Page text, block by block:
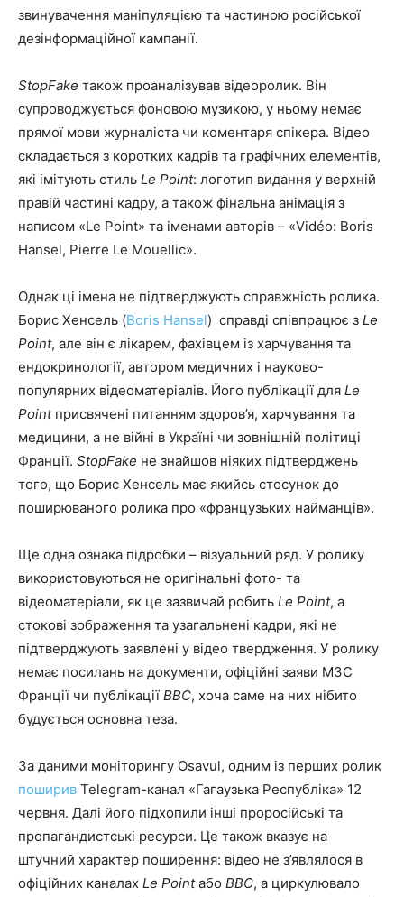
звинувачення маніпуляцією та частиною російської
дезінформаційної кампанії.
StopFake також проаналізував відеоролик. Він
супроводжується фоновою музикою, у ньому немає
прямої мови журналіста чи коментаря спікера. Відео
складається з коротких кадрів та графічних елементів,
які імітують стиль Le Point: логотип видання у верхній
правій частині кадру, а також фінальна анімація з
написом «Le Point» та іменами авторів – «Vidéo: Boris
Hansel, Pierre Le Mouellic».
Однак ці імена не підтверджують справжність ролика.
Борис Хенсель (Boris Hansel) справді співпрацює з Le
Point, але він є лікарем, фахівцем із харчування та
ендокринології, автором медичних і науково-
популярних відеоматеріалів. Його публікації для Le
Pointприсвячені питанням здоров’я, харчування та
медицини, а не війні в Україні чи зовнішній політиці
Франції. StopFake не знайшов ніяких підтверджень
того, що Борис Хенсель має якийсь стосунок до
поширюваного ролика про «французьких найманців».
Ще одна ознака підробки – візуальний ряд. У ролику
використовуються не оригінальні фото- та
відеоматеріали, як це зазвичай робить Le Point, а
стокові зображення та узагальнені кадри, які не
підтверджують заявлені у відео твердження. У ролику
немає посилань на документи, офіційні заяви МЗС
Франції чи публікації ВВС, хоча саме на них нібито
будується основна теза.
За даними моніторингу Osavul, одним із перших ролик
поширив Telegram-канал «Гагаузька Республіка» 12
червня. Далі його підхопили інші проросійські та
пропагандистські ресурси. Це також вказує на
штучний характер поширення: відео не з’являлося в
офіційних каналах Le Pointабо BBC, а циркулювало